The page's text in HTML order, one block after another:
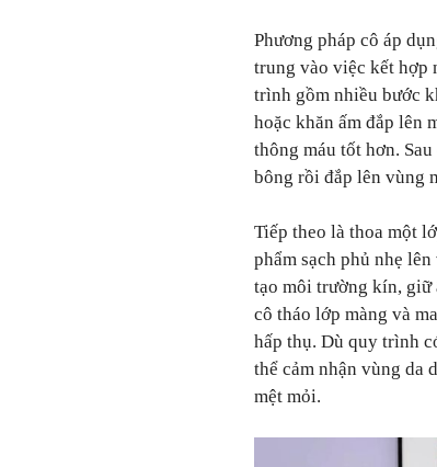
Phương pháp cô áp
trung vào việc kết hợp
trình gồm nhiều bước
hoặc khăn ấm đắp lên
thông máu tốt hơn.
bông rồi đắp lên vùng
Tiếp theo là thoa một
phẩm sạch phủ nhẹ
tạo môi trường kín, giữ
cô tháo lớp màng và
hấp thụ. Dù quy trình
thể cảm nhận vùng da
mệt mỏi.